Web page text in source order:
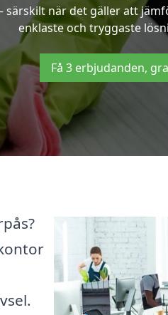
särskilt när det gäller att
enklaste och tryggaste
Få 3 erbjudanden,